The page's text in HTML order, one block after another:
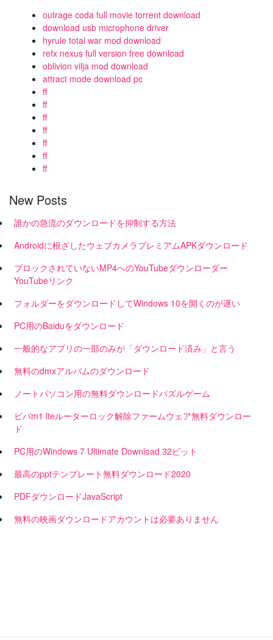
outrage coda full movie torrent download
download usb microphone driver
hyrule total war mod download
refx nexus full version free download
oblivion vilja mod download
attract mode download pc
ff
ff
ff
ff
ff
ff
ff
New Posts
誰かの急流のダウンロードを抑制する方法
Androidに根ざしたウェブカメラプレミアムAPKダウンロード
ブロックされていないMP4へのYouTubeダウンローダー
YouTubeリンク
フォルダーをダウンロードしてWindows 10を開くのが遅い
PC用のBaiduをダウンロード
一般的なアプリの一部のみが「ダウンロード済み」と言う
無料のdmxアルバムのダウンロード
ノートパソコン用の無料ダウンロードパズルゲーム
ビバm1 lteルーターロック解除ファームウェア無料ダウンロー
ド
PC用のWindows 7 Ultimate Download 32ビット
最高のpptテンプレート無料ダウンロード2020
PDFダウンロードJavaScript
無料の映画ダウンロードアカウントは必要ありません